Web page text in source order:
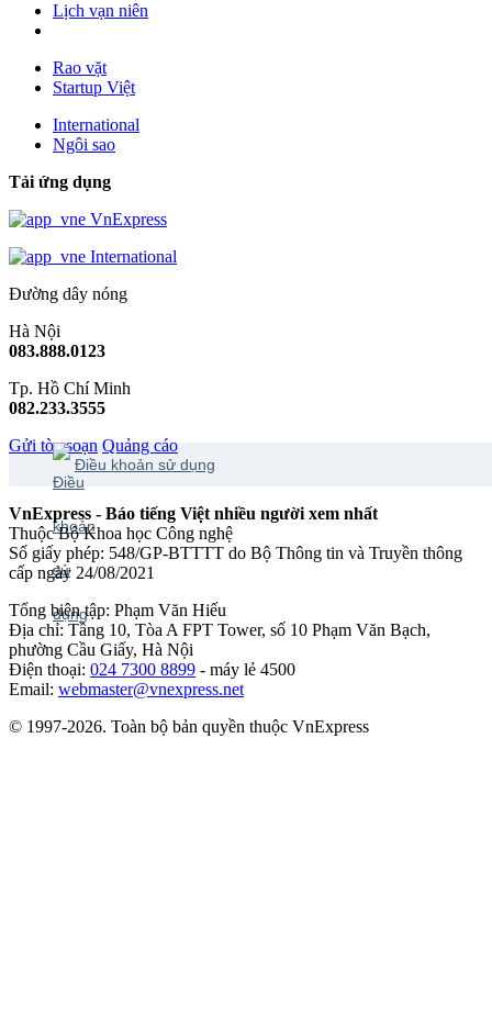
Lịch vạn niên
Rao vặt
Startup Việt
International
Ngôi sao
Tải ứng dụng
VnExpress
International
Đường dây nóng
Hà Nội
083.888.0123
Tp. Hồ Chí Minh
082.233.3555
Gửi tòa soạn Quảng cáo
Điều khoản sử dụng
VnExpress - Báo tiếng Việt nhiều người xem nhất
Thuộc Bộ Khoa học Công nghệ
Số giấy phép: 548/GP-BTTTT do Bộ Thông tin và Truyền thông
cấp ngày 24/08/2021
Tổng biên tập: Phạm Văn Hiếu
Địa chỉ: Tầng 10, Tòa A FPT Tower, số 10 Phạm Văn Bạch,
phường Cầu Giấy, Hà Nội
Điện thoại: 024 7300 8899 - máy lẻ 4500
Email: webmaster@vnexpress.net
© 1997-2026. Toàn bộ bản quyền thuộc VnExpress